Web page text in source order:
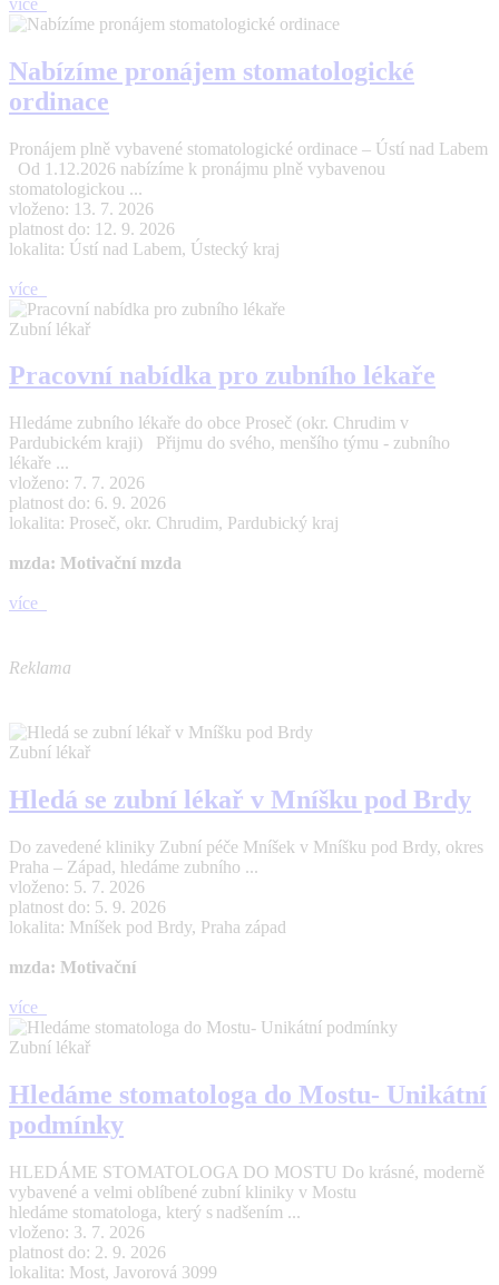
Nabízíme pronájem stomatologické
ordinace
Pronájem plně vybavené stomatologické ordinace – Ústí nad Labem
Od 1.12.2026 nabízíme k pronájmu plně vybavenou
stomatologickou ...
vloženo: 13. 7. 2026
platnost do: 12. 9. 2026
lokalita: Ústí nad Labem, Ústecký kraj
více
Zubní lékař
Pracovní nabídka pro zubního lékaře
Hledáme zubního lékaře do obce Proseč (okr. Chrudim v
Pardubickém kraji) Přijmu do svého, menšího týmu - zubního
lékaře ...
vloženo: 7. 7. 2026
platnost do: 6. 9. 2026
lokalita: Proseč, okr. Chrudim, Pardubický kraj
mzda: Motivační mzda
více
Reklama
Zubní lékař
Hledá se zubní lékař v Mníšku pod Brdy
Do zavedené kliniky Zubní péče Mníšek v Mníšku pod Brdy, okres
Praha – Západ, hledáme zubního ...
vloženo: 5. 7. 2026
platnost do: 5. 9. 2026
lokalita: Mníšek pod Brdy, Praha západ
mzda: Motivační
více
Zubní lékař
Hledáme stomatologa do Mostu- Unikátní
podmínky
HLEDÁME STOMATOLOGA DO MOSTU Do krásné, moderně
vybavené a velmi oblíbené zubní kliniky v Mostu
hledáme stomatologa, který s nadšením ...
vloženo: 3. 7. 2026
platnost do: 2. 9. 2026
lokalita: Most, Javorová 3099